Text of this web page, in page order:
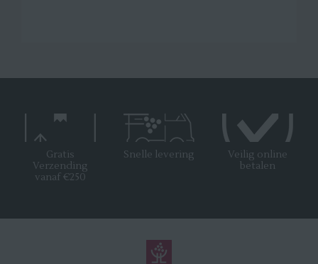
Gratis
Verzending
vanaf €250
Snelle levering
Veilig online
betalen